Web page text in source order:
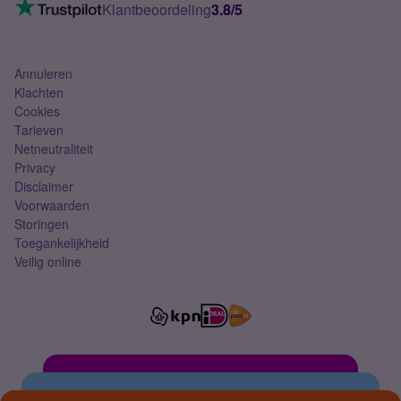
Mobiel abonnement
Klantbeoordeling3.8/5
Annuleren
Klachten
Cookies
Tarieven
Netneutraliteit
Privacy
Disclaimer
Voorwaarden
Storingen
Toegankelijkheid
Veilig online